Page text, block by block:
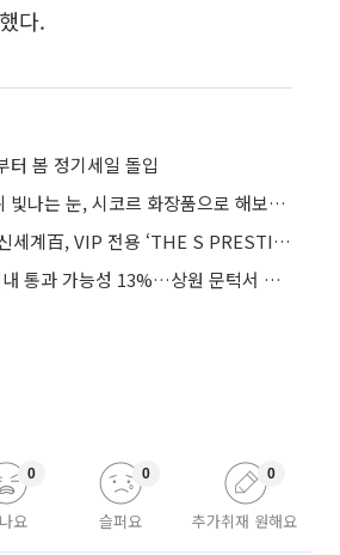
다.
터 봄 정기세일 돌입
신세계百 "마스크 위 빛나는 눈, 시코르 화장품으로 해보세요"
“명품족 모십니다” 신세계百, VIP 전용 ‘THE S PRESTIGE’ 삼성카드 출시
美 클래리티 법안 연내 통과 가능성 13%…상원 문턱서 제동
요
0
슬퍼요
0
추가취재 원해요
0